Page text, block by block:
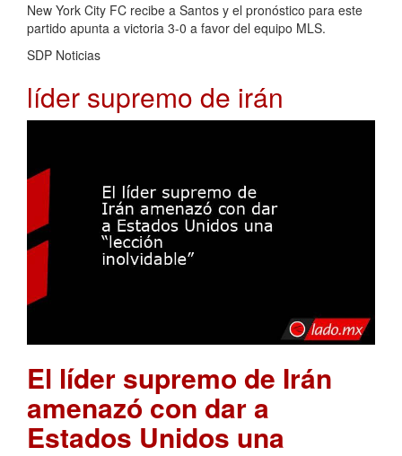
New York City FC recibe a Santos y el pronóstico para este
partido apunta a victoria 3-0 a favor del equipo MLS.
SDP Noticias
líder supremo de irán
El líder supremo de Irán
amenazó con dar a
Estados Unidos una